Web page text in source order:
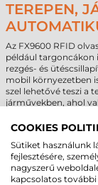
TEREPEN,
Az FX9600 RFID
például targoncákon
rezgés- és
mobil környezetben
szel lehetővé teszi a
járművekben, ahol
csomagoló- és
ZEBRA
MAXIMÁLIS
COOKIES
Sütiket használunk
fejlesztésére,
nagyszerű
kapcsolatos